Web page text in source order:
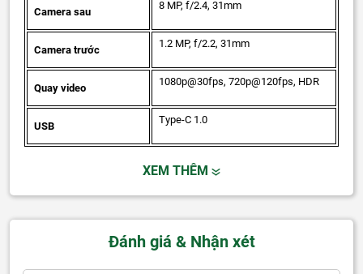
Camera sau
8 MP, f/2.4, 31mm
Camera trước
1.2 MP, f/2.2, 31mm
Quay video
1080p@30fps, 720p@120fps, HDR
USB
Type-C 1.0
XEM THÊM
Đánh giá & Nhận xét